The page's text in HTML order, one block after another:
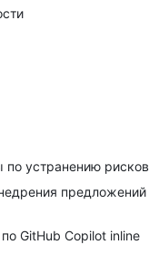
по устранению рисков
предложений
GitHub Copilot inline